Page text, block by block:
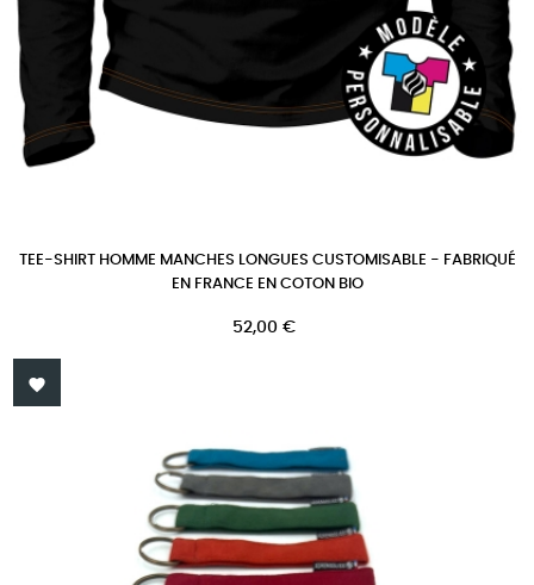
TEE-SHIRT HOMME MANCHES LONGUES CUSTOMISABLE - FABRIQUÉ
EN FRANCE EN COTON BIO
Prix
52,00 €
